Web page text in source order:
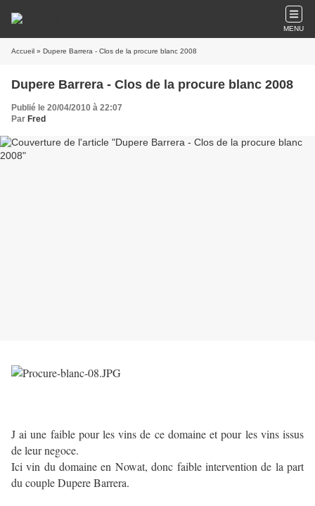
MENU
Accueil » Dupere Barrera - Clos de la procure blanc 2008
Dupere Barrera - Clos de la procure blanc 2008
Publié le 20/04/2010 à 22:07
Par Fred
J ai une faible pour les vins de ce domaine et pour les vins issus
de leur negoce.
Ici vin du domaine en Nowat, donc faible intervention de la part
du couple Dupere Barrera.